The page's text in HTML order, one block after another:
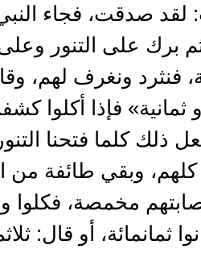
لقد صدقت، فجاء
برك على التنور وعلى
فنثرد ونغرف لهم،
فإذا أكلوا
ذلك كلما فتحنا
وبقي طائفة من
مخمصة، فكلوا
ثمانمائة، أو قال: